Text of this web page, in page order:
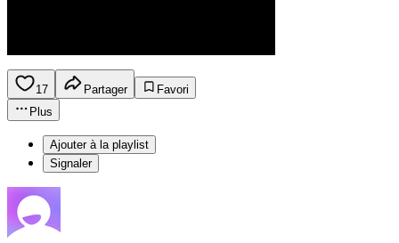
17 Partager
Favori
Plus
Ajouter à la playlist
Signaler